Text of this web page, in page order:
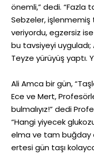
önemli,” dedi. “Fazla
Sebzeler, işlenmemiş
veriyordu, egzersiz
bu tavsiyeyi uyguladı;
Teyze yürüyüş yaptı.
Ali Amca bir gün,
Ece ve Mert,
bulmalıyız!” dedi
“Hangi yiyecek
elma ve tam buğday
ertesi gün taşı